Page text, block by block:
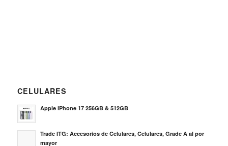
CELULARES
Apple iPhone 17 256GB & 512GB
Trade ITG: Accesorios de Celulares, Celulares, Grade A al por
mayor